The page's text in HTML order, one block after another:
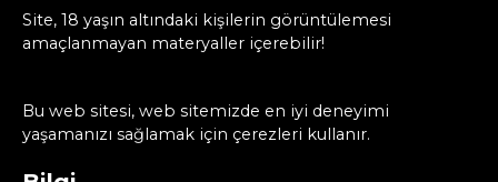
Site, 18 yaşın altındaki kişilerin görüntülemesi
amaçlanmayan materyaller içerebilir!
Bu web sitesi, web sitemizde en iyi deneyimi
yaşamanızı sağlamak için çerezleri kullanır.